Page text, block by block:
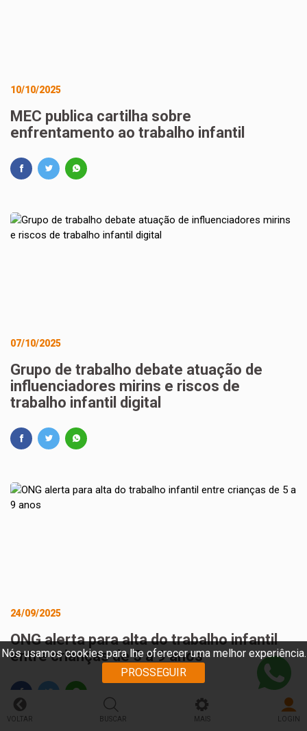
Nós usamos cookies para lhe oferecer uma melhor experiência.
PROSSEGUIR
10/10/2025
MEC publica cartilha sobre
enfrentamento ao trabalho infantil
07/10/2025
Grupo de trabalho debate atuação de
influenciadores mirins e riscos de
trabalho infantil digital
24/09/2025
ONG alerta para alta do trabalho infantil
entre crianças de 5 a 9 anos
VOLTAR BUSCAR MAIS LOGIN